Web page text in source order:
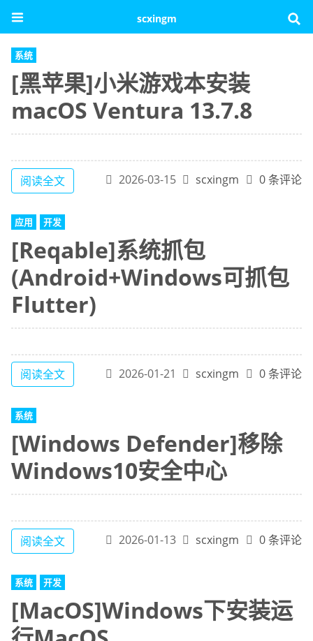
scxingm
系统
[黑苹果]小米游戏本安装
macOS Ventura 13.7.8
阅读全文 2026-03-15 scxingm 0 条评论
应用 开发
[Reqable]系统抓包
(Android+Windows可抓包
Flutter)
阅读全文 2026-01-21 scxingm 0 条评论
系统
[Windows Defender]移除
Windows10安全中心
阅读全文 2026-01-13 scxingm 0 条评论
系统 开发
[MacOS]Windows下安装运